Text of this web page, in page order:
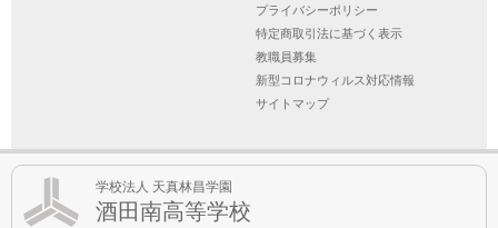
プライバシーポリシー
特定商取引法に基づく表示
教職員募集
新型コロナウィルス対応情報
サイトマップ
学校法人 天真林昌学園
酒田南高等学校